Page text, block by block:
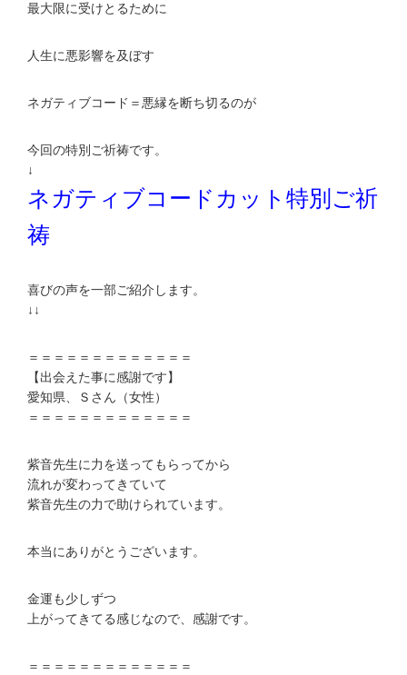
最大限に受けとるために
人生に悪影響を及ぼす
ネガティブコード＝悪縁を断ち切るのが
今回の特別ご祈祷です。
↓
ネガティブコードカット特別ご祈
祷
喜びの声を一部ご紹介します。
↓↓
＝＝＝＝＝＝＝＝＝＝＝＝＝
【出会えた事に感謝です】
愛知県、Ｓさん（女性）
＝＝＝＝＝＝＝＝＝＝＝＝＝
紫音先生に力を送ってもらってから
流れが変わってきていて
紫音先生の力で助けられています。
本当にありがとうございます。
金運も少しずつ
上がってきてる感じなので、感謝です。
＝＝＝＝＝＝＝＝＝＝＝＝＝